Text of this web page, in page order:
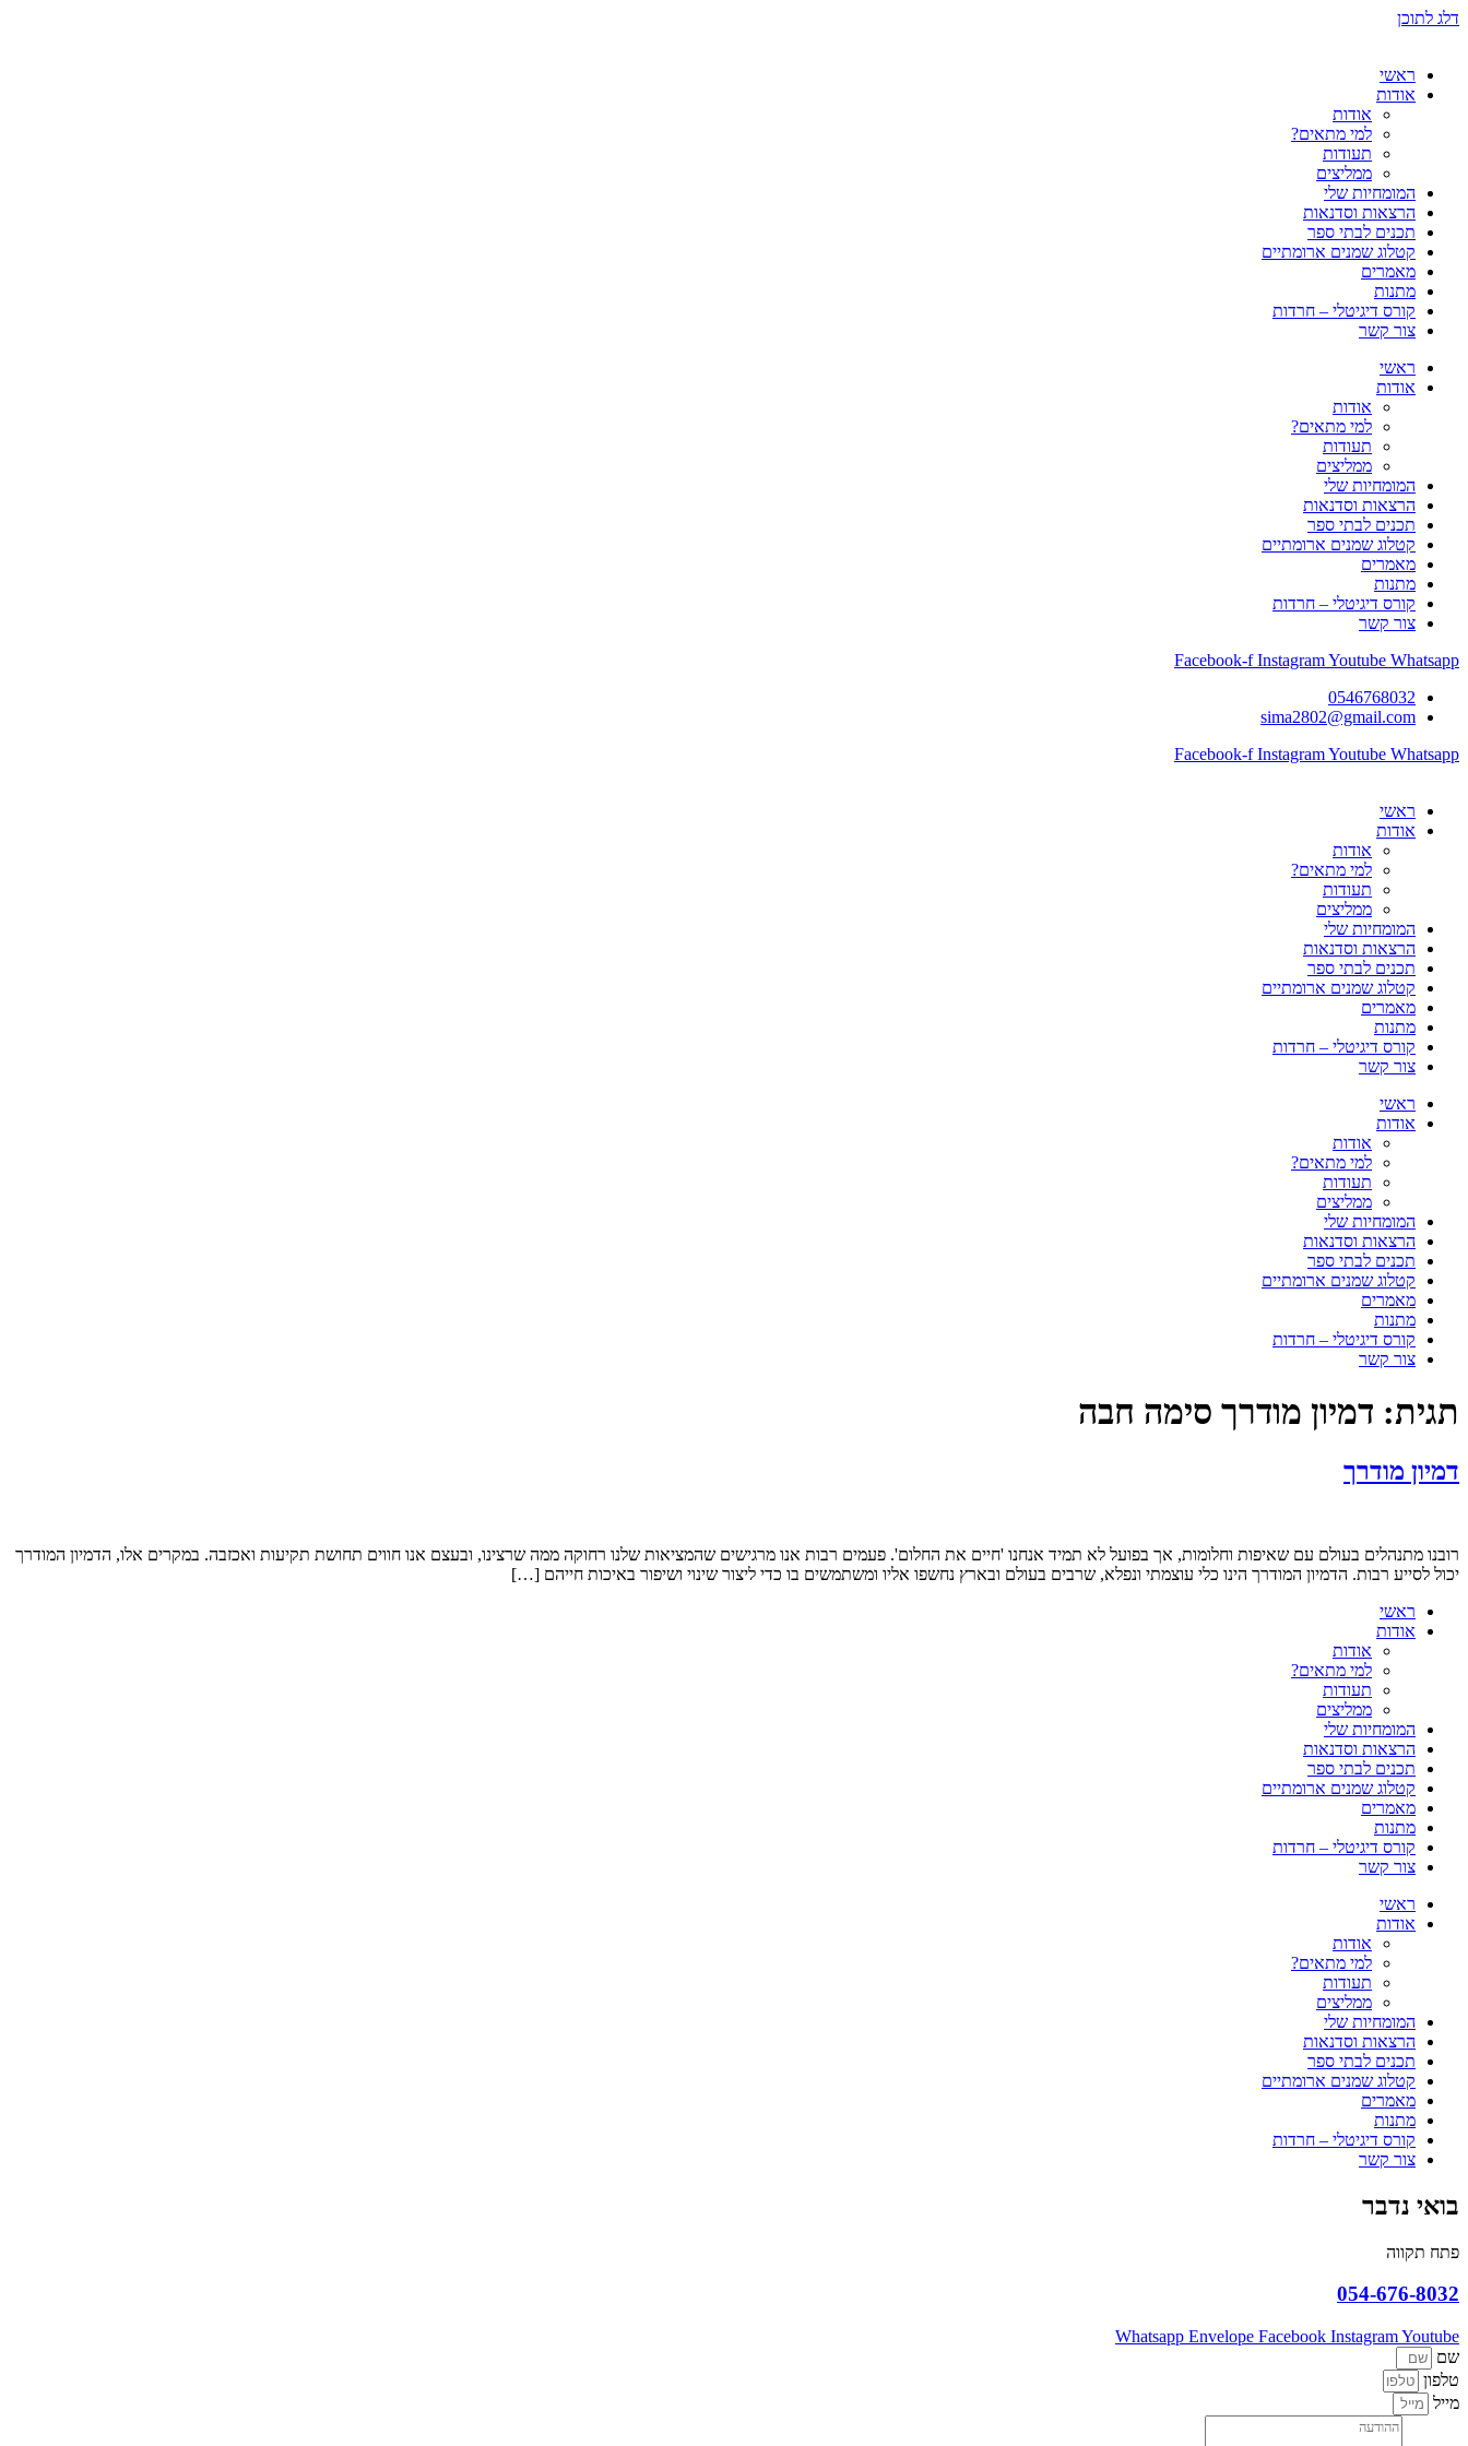
דלג לתוכן
ראשי
אודות
אודות
למי מתאים?
תעודות
ממליצים
המומחיות שלי
הרצאות וסדנאות
תכנים לבתי ספר
קטלוג שמנים ארומתיים
מאמרים
מתנות
קורס דיגיטלי – חרדות
צור קשר
ראשי
אודות
אודות
למי מתאים?
תעודות
ממליצים
המומחיות שלי
הרצאות וסדנאות
תכנים לבתי ספר
קטלוג שמנים ארומתיים
מאמרים
מתנות
קורס דיגיטלי – חרדות
צור קשר
Facebook-f InstagramYoutube Whatsapp
0546768032
sima2802@gmail.com
Facebook-f InstagramYoutube Whatsapp
ראשי
אודות
אודות
למי מתאים?
תעודות
ממליצים
המומחיות שלי
הרצאות וסדנאות
תכנים לבתי ספר
קטלוג שמנים ארומתיים
מאמרים
מתנות
קורס דיגיטלי – חרדות
צור קשר
ראשי
אודות
אודות
למי מתאים?
תעודות
ממליצים
המומחיות שלי
הרצאות וסדנאות
תכנים לבתי ספר
קטלוג שמנים ארומתיים
מאמרים
מתנות
קורס דיגיטלי – חרדות
צור קשר
תגית: דמיון מודרך סימה חבה
דמיון מודרך
רובנו מתנהלים בעולם עם שאיפות וחלומות, אך בפועל לא תמיד אנחנו 'חיים את החלום'. פעמים רבות אנו מרגישים שהמציאות שלנו רחוקה ממה שרצינו, ובעצם אנו חווים תחושת תקיעות ואכזבה. במקרים אלו, הדמיון המודרך
יכול לסייע רבות. הדמיון המודרך הינו כלי עוצמתי ונפלא, שרבים בעולם ובארץ נחשפו אליו ומשתמשים בו כדי ליצור שינוי ושיפור באיכות חייהם […]
ראשי
אודות
אודות
למי מתאים?
תעודות
ממליצים
המומחיות שלי
הרצאות וסדנאות
תכנים לבתי ספר
קטלוג שמנים ארומתיים
מאמרים
מתנות
קורס דיגיטלי – חרדות
צור קשר
ראשי
אודות
אודות
למי מתאים?
תעודות
ממליצים
המומחיות שלי
הרצאות וסדנאות
תכנים לבתי ספר
קטלוג שמנים ארומתיים
מאמרים
מתנות
קורס דיגיטלי – חרדות
צור קשר
בואי נדבר
פתח תקווה
054-676-8032
Whatsapp Envelope Facebook InstagramYoutube
שם
טלפון
מייל